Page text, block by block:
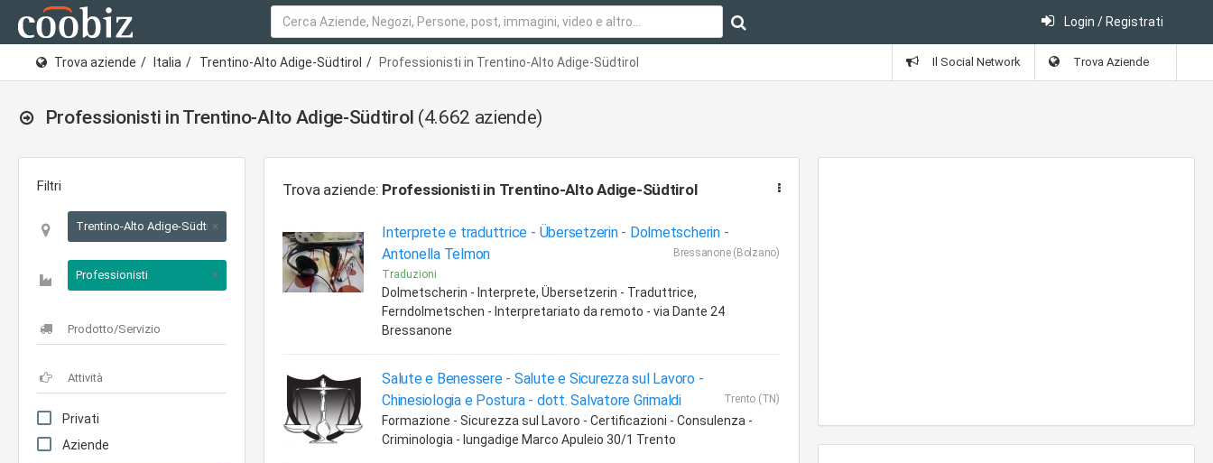
Login / Registrati
Trova aziende Italia Trentino-Alto Adige-Südtirol Professionisti in Trentino-Alto Adige-Südtirol Il Social Network Trova Aziende
Professionisti in Trentino-Alto Adige-Südtirol (4.662 aziende)
Filtri
Trentino-Alto Adige-Südtirol
×
Professionisti ×
Privati
Aziende
Trova aziende: Professionisti in Trentino-Alto Adige-Südtirol
Interprete e traduttrice - Übersetzerin - Dolmetscherin -
Antonella Telmon
Bressanone (Bolzano)
Traduzioni
Dolmetscherin - Interprete, Übersetzerin - Traduttrice,
Ferndolmetschen - Interpretariato da remoto - via Dante 24
Bressanone
Salute e Benessere - Salute e Sicurezza sul Lavoro -
Chinesiologia e Postura - dott. Salvatore Grimaldi Trento (TN)
Formazione - Sicurezza sul Lavoro - Certificazioni - Consulenza -
Criminologia - lungadige Marco Apuleio 30/1 Trento